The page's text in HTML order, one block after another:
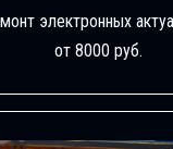
электронных
от 8000 руб.